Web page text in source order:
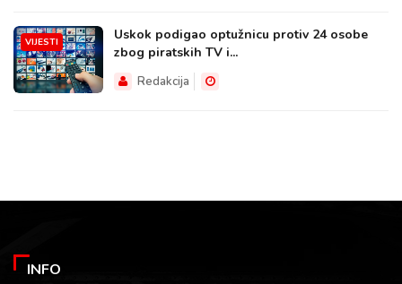
VIJESTI
Uskok podigao optužnicu protiv 24 osobe
zbog piratskih TV i...
Redakcija
INFO